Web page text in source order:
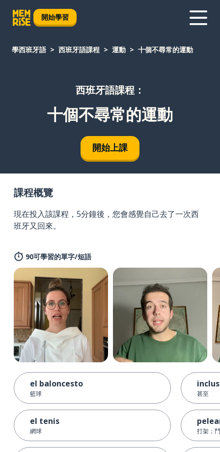
開始學習
學西班牙語 西班牙語課程 運動 十個不尋常的運動
西班牙語課程：
十個不尋常的運動
開始上課
課程概覽
現在投入該課程，5分鐘後，您會感覺自己去了一次西
班牙又回來。
90可學習的單字/短語
el baloncesto
籃球
el tenis
網球
甚至
打架；